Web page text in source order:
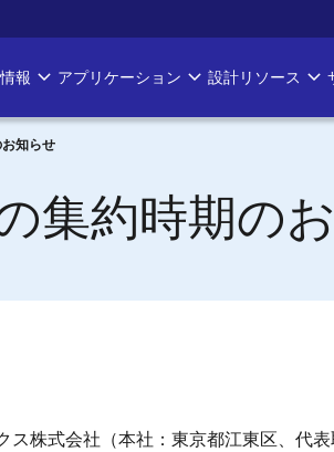
報 アプリケーション 設計リソース
知らせ
集約時期の
ス株式会社（本社：東京都江東区、代